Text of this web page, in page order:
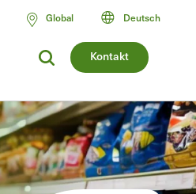
Kontakt
Global Deutsch